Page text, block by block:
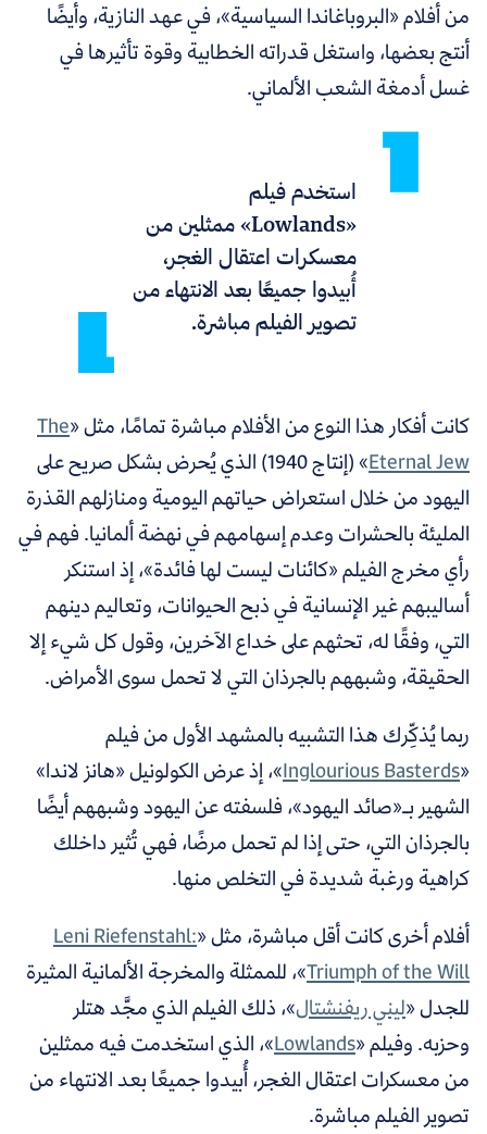
من أفلام «البروباغاندا السياسية»، في عهد النازية، وأيضًا
أنتج بعضها، واستغل قدراته الخطابية وقوة تأثيرها في
غسل أدمغة الشعب الألماني.
استخدم فيلم
«Lowlands» ممثلين من
معسكرات اعتقال الغجر،
أُبيدوا جميعًا بعد الانتهاء من
تصوير الفيلم مباشرة.
كانت أفكار هذا النوع من الأفلام مباشرة تمامًا، مثل «The
Eternal Jew
» (إنتاج 1940) الذي يُحرض بشكل صريح على
اليهود من خلال استعراض حياتهم اليومية ومنازلهم القذرة
المليئة بالحشرات وعدم إسهامهم في نهضة ألمانيا. فهم في
رأي مخرج الفيلم «كائنات ليست لها فائدة»، إذ استنكر
أساليبهم غير الإنسانية في ذبح الحيوانات، وتعاليم دينهم
التي، وفقًا له، تحثهم على خداع الآخرين، وقول كل شيء إلا
الحقيقة، وشبههم بالجرذان التي لا تحمل سوى الأمراض.
ربما يُذكِّرك هذا التشبيه بالمشهد الأول من فيلم
«
Inglourious Basterds»، إذ عرض الكولونيل «هانز لاندا»
الشهير بـ«صائد اليهود»، فلسفته عن اليهود وشبههم أيضًا
بالجرذان التي، حتى إذا لم تحمل مرضًا، فهي تُثير داخلك
كراهية ورغبة شديدة في التخلص منها.
أفلام أخرى كانت أقل مباشرة، مثل «Leni Riefenstahl:
Triumph of the Will»، للممثلة والمخرجة الألمانية المثيرة
للجدل «ليني ريفنشتال»، ذلك الفيلم الذي مجَّد هتلر
وحزبه. وفيلم «Lowlands»، الذي استخدمت فيه ممثلين
من معسكرات اعتقال الغجر، أُبيدوا جميعًا بعد الانتهاء من
تصوير الفيلم مباشرة.